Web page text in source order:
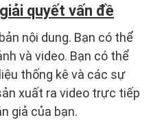
quyết vấn đề
nội dung. Bạn có thể
và video. Bạn có thể
thống kê và các sự
xuất ra video trực tiếp
giả của bạn.